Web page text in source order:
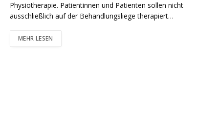
Physiotherapie. Patientinnen und Patienten sollen nicht
ausschließlich auf der Behandlungsliege therapiert…
MEHR LESEN